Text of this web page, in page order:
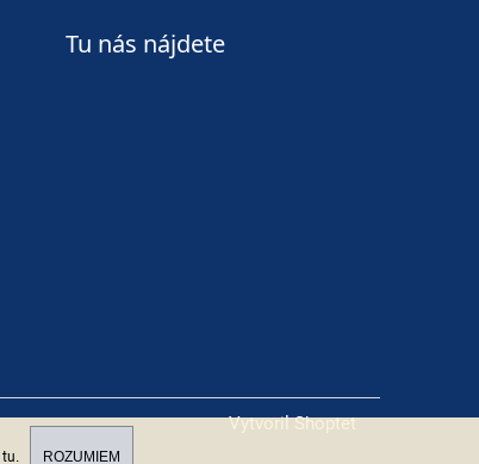
tu ROZUMIEM
Tu nás nájdete
Vytvoril Shoptet